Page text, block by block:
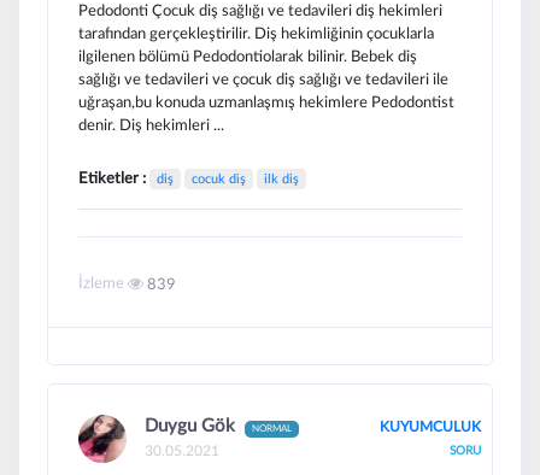
Pedodonti Çocuk diş sağlığı ve tedavileri diş hekimleri
tarafından gerçekleştirilir. Diş hekimliğinin çocuklarla
ilgilenen bölümü Pedodontiolarak bilinir. Bebek diş
sağlığı ve tedavileri ve çocuk diş sağlığı ve tedavileri ile
uğraşan,bu konuda uzmanlaşmış hekimlere Pedodontist
denir. Diş hekimleri ...
Etiketler : diş cocuk diş ilk diş
İzleme 839
Duygu Gök NORMAL
30.05.2021
KUYUMCULUK
SORU